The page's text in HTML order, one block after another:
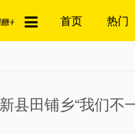
首页 热门
县田铺乡“我们不